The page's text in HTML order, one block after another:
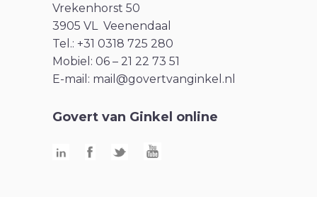
Vrekenhorst 50
3905 VL Veenendaal
Tel.: +31 0318 725 280
Mobiel: 06 – 21 22 73 51
E-mail: mail@govertvanginkel.nl
Govert van Ginkel online